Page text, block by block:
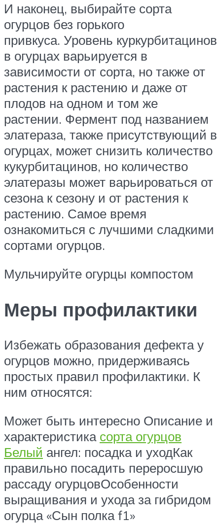
И наконец, выбирайте сорта
огурцов без горького
привкуса. Уровень куркурбитацинов
в огурцах варьируется в
зависимости от сорта, но также от
растения к растению и даже от
плодов на одном и том же
растении. Фермент под названием
элатераза, также присутствующий в
огурцах, может снизить количество
кукурбитацинов, но количество
элатеразы может варьироваться от
сезона к сезону и от растения к
растению. Самое время
ознакомиться с лучшими сладкими
сортами огурцов.
Мульчируйте огурцы компостом
Меры профилактики
Избежать образования дефекта у
огурцов можно, придерживаясь
простых правил профилактики. К
ним относятся:
Может быть интересно Описание и
характеристика сорта огурцов
Белый ангел: посадка и уходКак
правильно посадить переросшую
рассаду огурцовОсобенности
выращивания и ухода за гибридом
огурца «Сын полка f1»